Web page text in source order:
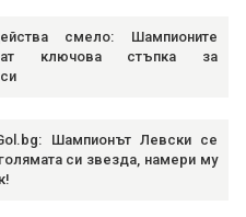
смело: Шампионите
ключова стъпка за
Шампионът Левски се
си звезда, намери му